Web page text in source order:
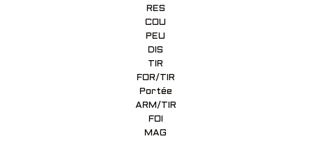
RES
COU
PEU
DIS
TIR
FOR/TIR
Portée
ARM/TIR
FOI
MAG